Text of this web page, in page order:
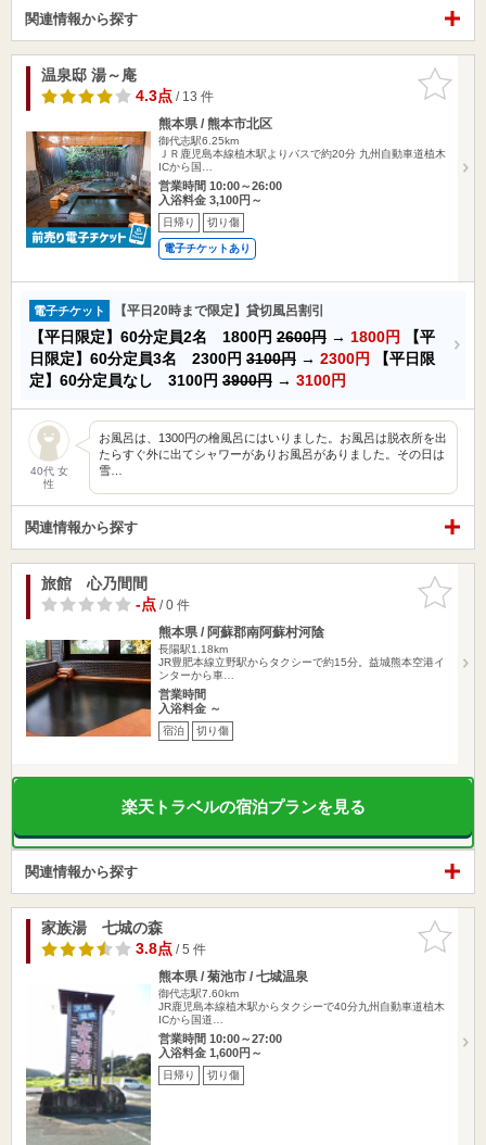
関連情報から探す
お気に入
りに追加
温泉邸 湯～庵
4.3点/ 13 件
熊本県 / 熊本市北区
御代志駅6.25km
ＪＲ鹿児島本線植木駅よりバスで約20分 九州自動車道植木
ICから国…
営業時間 10:00～26:00
入浴料金 3,100円～
日帰り 切り傷
電子チケットあり
電子チケット 【平日20時まで限定】貸切風呂割引
【平日限定】60分定員2名 1800円 2600円 → 1800円
【平
日限定】60分定員3名 2300円 3100円 → 2300円
【平日限
定】60分定員なし 3100円 3900円 → 3100円
40代 女
性
お風呂は、1300円の檜風呂にはいりました。お風呂は脱衣所を出
たらすぐ外に出てシャワーがありお風呂がありました。その日は
雪…
関連情報から探す
お気に入
りに追加
旅館 心乃間間
-点/ 0 件
熊本県 / 阿蘇郡南阿蘇村河陰
長陽駅1.18km
JR豊肥本線立野駅からタクシーで約15分。益城熊本空港イ
ンターから車…
営業時間
入浴料金 ～
宿泊 切り傷
楽天トラベルの宿泊プランを見る
関連情報から探す
お気に入
りに追加
家族湯 七城の森
3.8点/ 5 件
熊本県 / 菊池市 / 七城温泉
御代志駅7.60km
JR鹿児島本線植木駅からタクシーで40分九州自動車道植木
ICから国道…
営業時間 10:00～27:00
入浴料金 1,600円～
日帰り 切り傷